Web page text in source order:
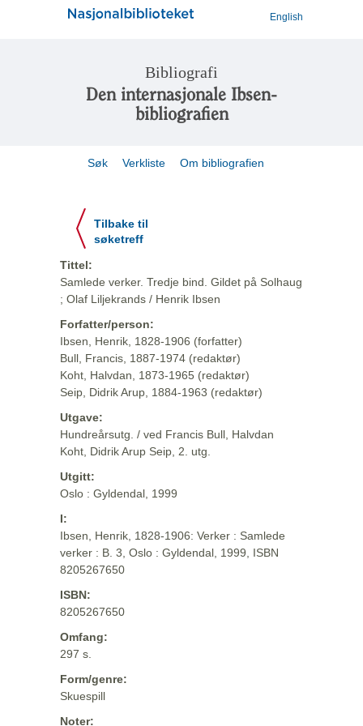
English
Bibliografi
Den internasjonale Ibsen-
bibliografien
Søk Verkliste Om bibliografien
Tilbake til
søketreff
Tittel:
Samlede verker. Tredje bind. Gildet på Solhaug
; Olaf Liljekrands / Henrik Ibsen
Forfatter/person:
Ibsen, Henrik, 1828-1906 (forfatter)
Bull, Francis, 1887-1974 (redaktør)
Koht, Halvdan, 1873-1965 (redaktør)
Seip, Didrik Arup, 1884-1963 (redaktør)
Utgave:
Hundreårsutg. / ved Francis Bull, Halvdan
Koht, Didrik Arup Seip, 2. utg.
Utgitt:
Oslo : Gyldendal, 1999
I:
Ibsen, Henrik, 1828-1906: Verker : Samlede
verker : B. 3, Oslo : Gyldendal, 1999, ISBN
8205267650
ISBN:
8205267650
Omfang:
297 s.
Form/genre:
Skuespill
Noter: